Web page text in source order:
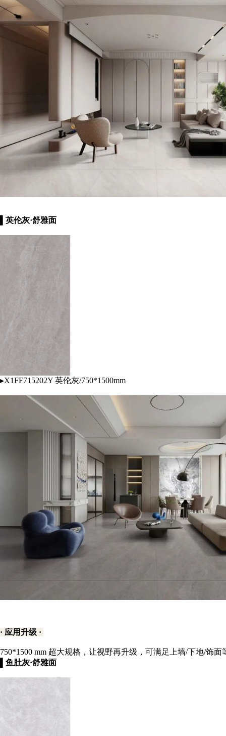
▌英伦灰·舒雅面
▸X1FF715202Y 英伦灰/750*1500mm
· 应用升级 ·
750*1500 mm 超大规格，让视野再升级，可满足上墙/下地/饰
▌鱼肚灰·舒雅面